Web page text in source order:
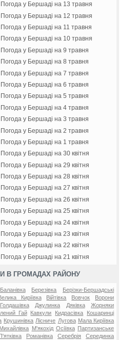
Погода у Бершаді на 13 травня
Погода у Бершаді на 12 травня
Погода у Бершаді на 11 травня
Погода у Бершаді на 10 травня
Погода у Бершаді на 9 травня
Погода у Бершаді на 8 травня
Погода у Бершаді на 7 травня
Погода у Бершаді на 6 травня
Погода у Бершаді на 5 травня
Погода у Бершаді на 4 травня
Погода у Бершаді на 3 травня
Погода у Бершаді на 2 травня
Погода у Бершаді на 1 травня
Погода у Бершаді на 30 квітня
Погода у Бершаді на 29 квітня
Погода у Бершаді на 28 квітня
Погода у Бершаді на 27 квітня
Погода у Бершаді на 26 квітня
Погода у Бершаді на 25 квітня
Погода у Бершаді на 24 квітня
Погода у Бершаді на 23 квітня
Погода у Бершаді на 22 квітня
Погода у Бершаді на 21 квітня
В ГРОМАДАХ РАЙОНУ
Баланівка Березівка
Берізки-Бершадські
Киріївка Війтівка Вовчок
Ворони
Голдашівка Джулинка Дяківка
Жорняки
Гай Кавкули Кидрасівка
Кошаринці
Крушинівка Лісниче Лугова Мала Киріївка
Михайлівка М'якохід Осіївка
Партизанське
П'ятківка Романівка Серебрія
Серединка